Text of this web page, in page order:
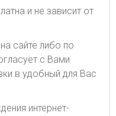
и не зависит от
сайте либо по
с Вами
в удобный для Вас
интернет-